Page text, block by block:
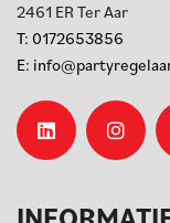
2461 ER Ter Aar
T: 0172653856
E: